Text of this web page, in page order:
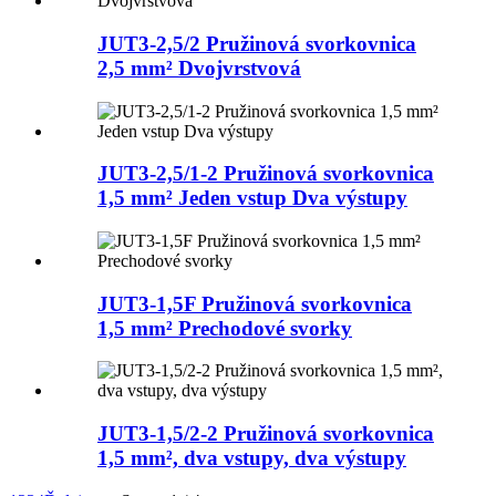
JUT3-2,5/2 Pružinová svorkovnica
2,5 mm² Dvojvrstvová
JUT3-2,5/1-2 Pružinová svorkovnica
1,5 mm² Jeden vstup Dva výstupy
JUT3-1,5F Pružinová svorkovnica
1,5 mm² Prechodové svorky
JUT3-1,5/2-2 Pružinová svorkovnica
1,5 mm², dva vstupy, dva výstupy